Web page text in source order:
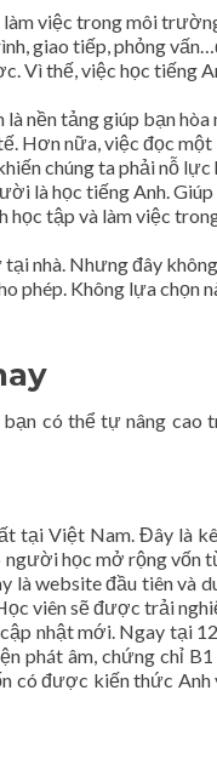
làm việc trong môi
giao tiếp, phỏng
Vì thế, việc học tiếng
nền tảng giúp bạn hòa
Hơn nữa, việc đọc
chúng ta phải nỗ lực
là học tiếng Anh. Giúp
học tập và làm việc
tại nhà. Nhưng đây
phép. Không lựa chọn
có thể tự nâng cao
tại Việt Nam. Đây là
người học mở rộng vốn
là website đầu tiên và
viên sẽ được trải
nhật mới. Ngay tại
phát âm, chứng chỉ B1
có được kiến thức Anh